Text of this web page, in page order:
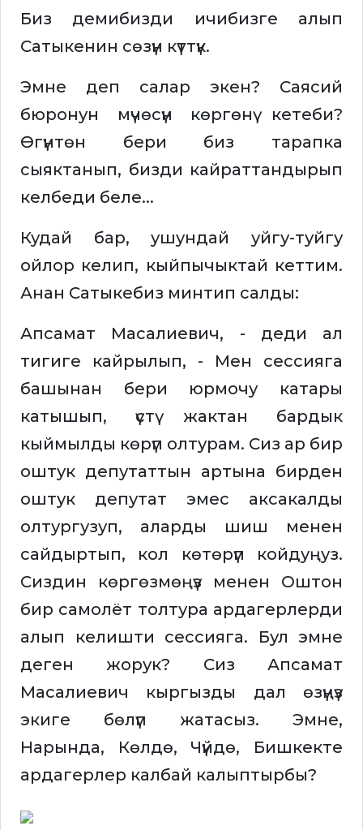
Биз демибизди ичибизге алып
Сатыкенин сөзүн күттүк.
Эмне деп салар экен? Саясий
бюронун мүчөсүн көргөнү кетеби?
Өгүнтөн бери биз тарапка
сыяктанып, бизди кайраттандырып
келбеди беле...
Кудай бар, ушундай уйгу-туйгу
ойлор келип, кыйпычыктай кеттим.
Анан Сатыкебиз минтип салды:
Апсамат Масалиевич, - деди ал
тигиге кайрылып, - Мен сессияга
башынан бери юрмочу катары
катышып, үстү жактан бардык
кыймылды көрүп олтурам. Сиз ар бир
оштук депутаттын артына бирден
оштук депутат эмес аксакалды
олтургузуп, аларды шиш менен
сайдыртып, кол көтөрүп койдуңуз.
Сиздин көргөзмөңүз менен Оштон
бир самолёт толтура ардагерлерди
алып келишти сессияга. Бул эмне
деген жорук? Сиз Апсамат
Масалиевич кыргызды дал өзүңүз
экиге бөлүп жатасыз. Эмне,
Нарында, Көлдө, Чүйдө, Бишкекте
ардагерлер калбай калыптырбы?